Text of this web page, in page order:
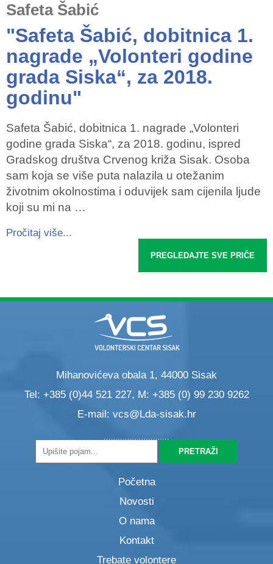
Safeta Šabić
"Safeta Šabić, dobitnica 1.
nagrade „Volonteri godine
grada Siska“, za 2018.
godinu"
Safeta Šabić, dobitnica 1. nagrade „Volonteri
godine grada Siska“, za 2018. godinu, ispred
Gradskog društva Crvenog križa Sisak. Osoba
sam koja se više puta nalazila u otežanim
životnim okolnostima i oduvijek sam cijenila ljude
koji su mi na …
Pročitaj više...
PREGLEDAJTE SVE PRIČE
Mihanovićeva obala 1, 44000 Sisak
Tel: +385 (0)44 521 227, M: +385 (0) 99 230 9262
E-mail: vcs@Lda-sisak.hr
Početna
Novosti
O nama
Kontakt
Trebate volontere